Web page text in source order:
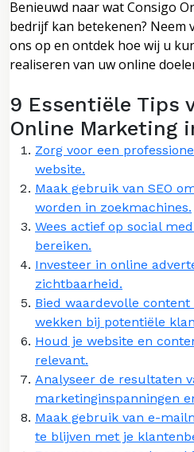
Benieuwd naar wat Consigo
bedrijf kan betekenen? Neem
ons op en ontdek hoe wij u
realiseren van uw online
9 Essentiële Tips
Online Marketing
Zorg voor een
website.
Maak gebruik van SEO
worden in zoekmachines.
Wees actief op social
bereiken.
Investeer in online
zichtbaarheid.
Bied waardevolle
wekken bij potentiële
Houd je website en
relevant.
Analyseer de resultaten
marketinginspanningen
Maak gebruik van e-
te blijven met je